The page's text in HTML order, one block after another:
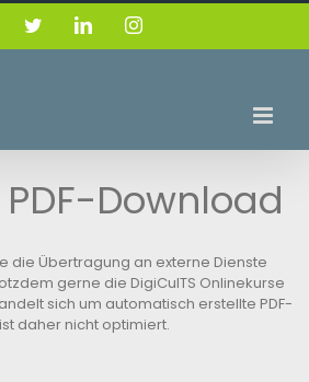
FacebookTwitterLinkedInInstagram
Download
die Übertragung an externe Dienste
gerne die DigiCulTS Onlinekurse
sich um automatisch erstellte PDF-
daher nicht optimiert.